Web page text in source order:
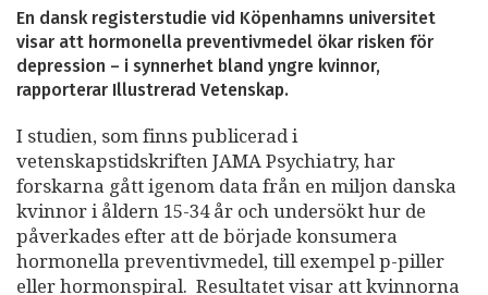
En dansk registerstudie vid Köpenhamns universitet
visar att hormonella preventivmedel ökar risken för
depression – i synnerhet bland yngre kvinnor,
rapporterar Illustrerad Vetenskap.
I studien, som finns publicerad i
vetenskapstidskriften JAMA Psychiatry, har
forskarna gått igenom data från en miljon danska
kvinnor i åldern 15-34 år och undersökt hur de
påverkades efter att de började konsumera
hormonella preventivmedel, till exempel p-piller
eller hormonspiral. Resultatet visar att kvinnorna